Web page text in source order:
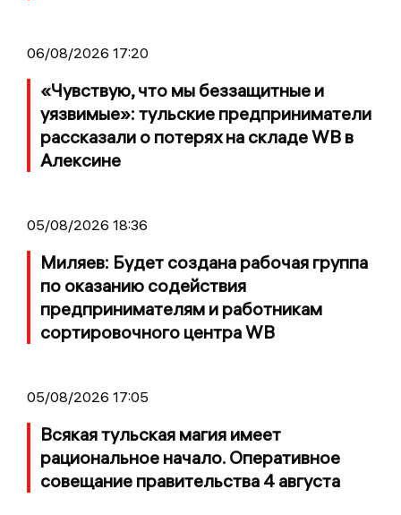
06/08/2026 17:20
«Чувствую, что мы беззащитные и
уязвимые»: тульские предприниматели
рассказали о потерях на складе WB в
Алексине
05/08/2026 18:36
Миляев: Будет создана рабочая группа
по оказанию содействия
предпринимателям и работникам
сортировочного центра WB
05/08/2026 17:05
Всякая тульская магия имеет
рациональное начало. Оперативное
совещание правительства 4 августа